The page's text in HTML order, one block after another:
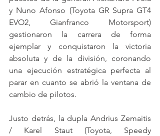
y Nuno Afonso (Toyota GR Supra GT4
EVO2, Gianfranco Motorsport)
gestionaron la carrera de forma
ejemplar y conquistaron la victoria
absoluta y de la división, coronando
una ejecución estratégica perfecta al
parar en cuanto se abrió la ventana de
cambio de pilotos.
Justo detrás, la dupla Andrius Zemaitis
/ Karel Staut (Toyota, Speedy